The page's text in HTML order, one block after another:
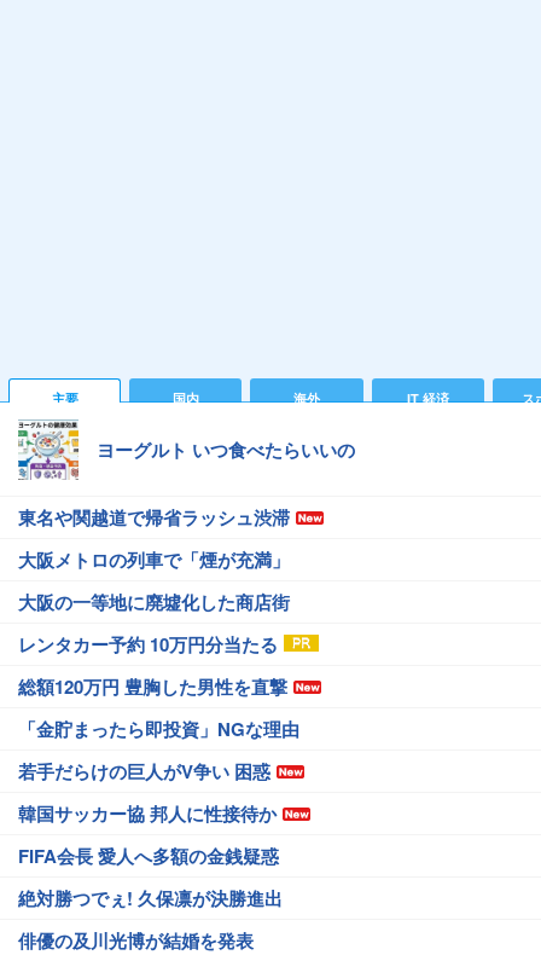
主要 国内 海外 IT 経済 ス
ヨーグルト いつ食べたらいいの
東名や関越道で帰省ラッシュ渋滞
大阪メトロの列車で「煙が充満」
大阪の一等地に廃墟化した商店街
レンタカー予約 10万円分当たる
総額120万円 豊胸した男性を直撃
「金貯まったら即投資」NGな理由
若手だらけの巨人がV争い 困惑
韓国サッカー協 邦人に性接待か
FIFA会長 愛人へ多額の金銭疑惑
絶対勝つでぇ! 久保凛が決勝進出
俳優の及川光博が結婚を発表